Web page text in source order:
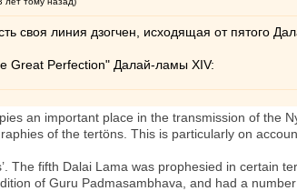
своя линия дзогчен, исходящая от пятого
Great Perfection" Далай-ламы XIV:
an important place in the transmission of the
of the tertöns. This is particularly on
The fifth Dalai Lama was prophesied in certain
of Guru Padmasambhava, and had a